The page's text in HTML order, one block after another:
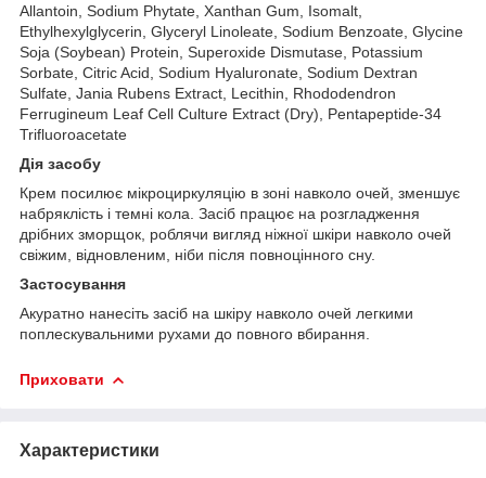
Allantoin, Sodium Phytate, Xanthan Gum, Isomalt,
Ethylhexylglycerin, Glyceryl Linoleate, Sodium Benzoate, Glycine
Soja (Soybean) Protein, Superoxide Dismutase, Potassium
Sorbate, Citric Acid, Sodium Hyaluronate, Sodium Dextran
Sulfate, Jania Rubens Extract, Lecithin, Rhododendron
Ferrugineum Leaf Cell Culture Extract (Dry), Pentapeptide-34
Trifluoroacetate
Дія засобу
Крем посилює мікроциркуляцію в зоні навколо очей, зменшує
набряклість і темні кола. Засіб працює на розгладження
дрібних зморщок, роблячи вигляд ніжної шкіри навколо очей
свіжим, відновленим, ніби після повноцінного сну.
Застосування
Акуратно нанесіть засіб на шкіру навколо очей легкими
поплескувальними рухами до повного вбирання.
Приховати
Характеристики